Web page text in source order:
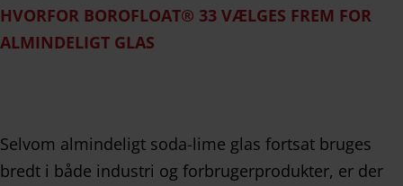
HVORFOR BOROFLOAT® 33 VÆLGES FREM FOR
ALMINDELIGT GLAS
Selvom almindeligt soda-lime glas fortsat bruges
bredt i både industri og forbrugerprodukter, er der